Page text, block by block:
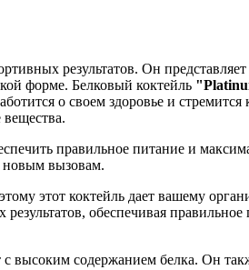
результатов. Он
форме. Белковый коктейль
о своем здоровье и
правильное питание и
новым вызовам.
этот коктейль дает вашему
обеспечивая
с высоким содержанием белка. Он